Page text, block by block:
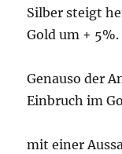
Silber steigt
Gold um + 5%.
Genauso der
Einbruch im
mit einer